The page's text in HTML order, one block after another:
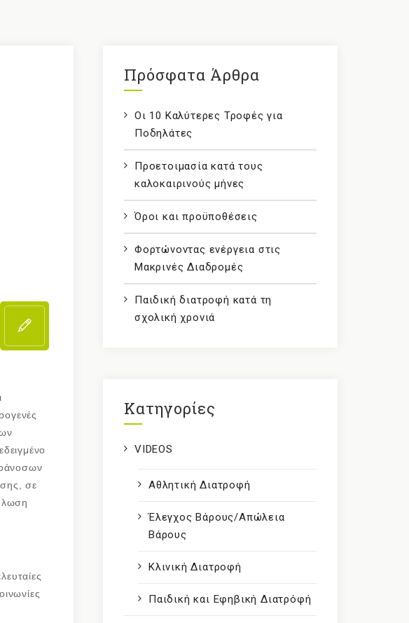
σε
Πρόσφατα Άρθρα
Οι 10 Καλύτερες Τροφές για
Ποδηλάτες
Προετοιμασία κατά τους
καλοκαιρινούς μήνες
Όροι και προϋποθέσεις
Φορτώνοντας ενέργεια στις
Μακρινές Διαδρομές
Παιδική διατροφή κατά τη
σχολική χρονιά
Kατηγορίες
VIDEOS
Αθλητική Διατροφή
Έλεγχος Βάρους/Απώλεια
Βάρους
Κλινική Διατροφή
Παιδική και Εφηβική Διατρόφή